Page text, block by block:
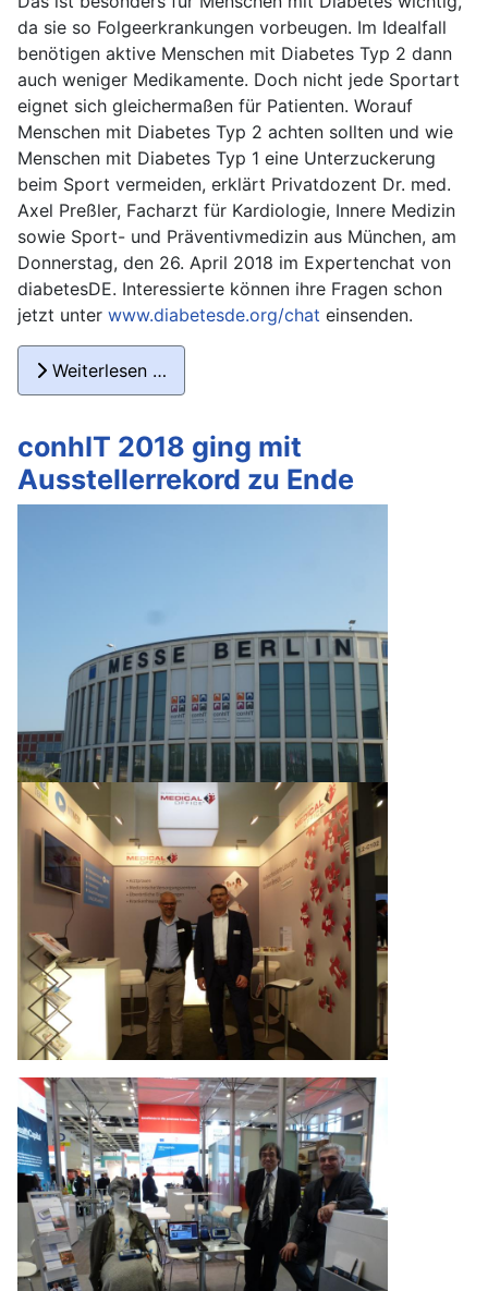
da sie so Folgeerkrankungen vorbeugen. Im Idealfall
benötigen aktive Menschen mit Diabetes Typ 2 dann
auch weniger Medikamente. Doch nicht jede Sportart
eignet sich gleichermaßen für Patienten. Worauf
Menschen mit Diabetes Typ 2 achten sollten und wie
Menschen mit Diabetes Typ 1 eine Unterzuckerung
beim Sport vermeiden, erklärt Privatdozent Dr. med.
Axel Preßler, Facharzt für Kardiologie, Innere Medizin
sowie Sport- und Präventivmedizin aus München, am
Donnerstag, den 26. April 2018 im Expertenchat von
diabetesDE. Interessierte können ihre Fragen schon
jetzt unter www.diabetesde.org/chat einsenden.
Weiterlesen …
conhIT 2018 ging mit
Ausstellerrekord zu Ende